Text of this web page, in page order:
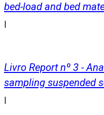
bed-load and bed
Livro Report nº 3 -
sampling suspended
|